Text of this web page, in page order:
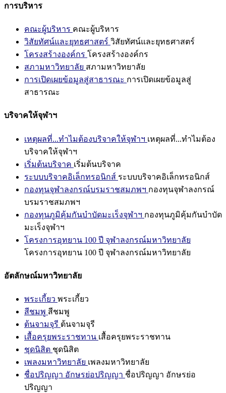
การบริหาร
คณะผู้บริหาร คณะผู้บริหาร
วิสัยทัศน์และยุทธศาสตร์ วิสัยทัศน์และยุทธศาสตร์
โครงสร้างองค์กร โครงสร้างองค์กร
สภามหาวิทยาลัย สภามหาวิทยาลัย
การเปิดเผยข้อมูลสู่สาธารณะ การเปิดเผยข้อมูลสู่
สาธารณะ
บริจาคให้จุฬาฯ
เหตุผลที่...ทำไมต้องบริจาคให้จุฬาฯ เหตุผลที่...ทำไมต้อง
บริจาคให้จุฬาฯ
เริ่มต้นบริจาค เริ่มต้นบริจาค
ระบบบริจาคอิเล็กทรอนิกส์ ระบบบริจาคอิเล็กทรอนิกส์
กองทุนจุฬาลงกรณ์บรมราชสมภพฯ กองทุนจุฬาลงกรณ์
บรมราชสมภพฯ
กองทุนภูมิคุ้มกันบำบัดมะเร็งจุฬาฯ กองทุนภูมิคุ้มกันบำบัด
มะเร็งจุฬาฯ
โครงการอุทยาน 100 ปี จุฬาลงกรณ์มหาวิทยาลัย
โครงการอุทยาน 100 ปี จุฬาลงกรณ์มหาวิทยาลัย
อัตลักษณ์มหาวิทยาลัย
พระเกี้ยว พระเกี้ยว
สีชมพู สีชมพู
ต้นจามจุรี ต้นจามจุรี
เสื้อครุยพระราชทาน เสื้อครุยพระราชทาน
ชุดนิสิต ชุดนิสิต
เพลงมหาวิทยาลัย เพลงมหาวิทยาลัย
ชื่อปริญญา อักษรย่อปริญญา ชื่อปริญญา อักษรย่อ
ปริญญา